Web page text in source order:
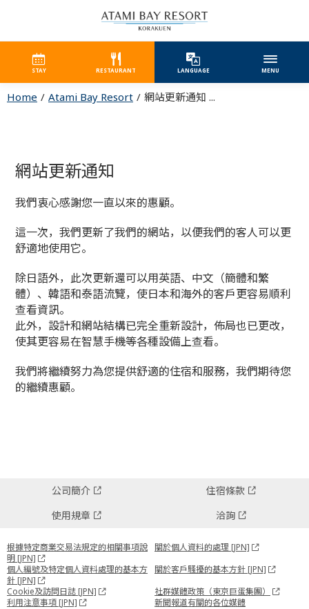
STAY RESTAURANT LANGUAGE MENU
Home Atami Bay Resort 網站更新通知 ...
網站更新通知
我們衷心感謝您一直以來的惠顧。
這一次，我們更新了我們的網站，以便我們的客人可以更
舒適地使用它。
除日語外，此次更新還可以用英語、中文（簡體和繁
體）、韓語和泰語流覽，使日本和海外的客戶更容易順利
查看資訊。
此外，設計和網站結構已完全重新設計，佈局也已更改，
使其更容易在智慧手機等各種設備上查看。
我們將繼續努力為您提供舒適的住宿和服務，我們期待您
的繼續惠顧。
公司簡介
住宿條款
使用規章
洽詢
根據特定商業交易法規定的相關事項說
明 [JPN]
關於個人資料的處理 [JPN]
個人編號及特定個人資料處理的基本方
針 [JPN]
關於客戶騷擾的基本方針 [JPN]
Cookie及訪問日誌 [JPN]
社群媒體政策（東京巨蛋集團）
利用注意事項 [JPN]
新聞報道有關的各位媒體